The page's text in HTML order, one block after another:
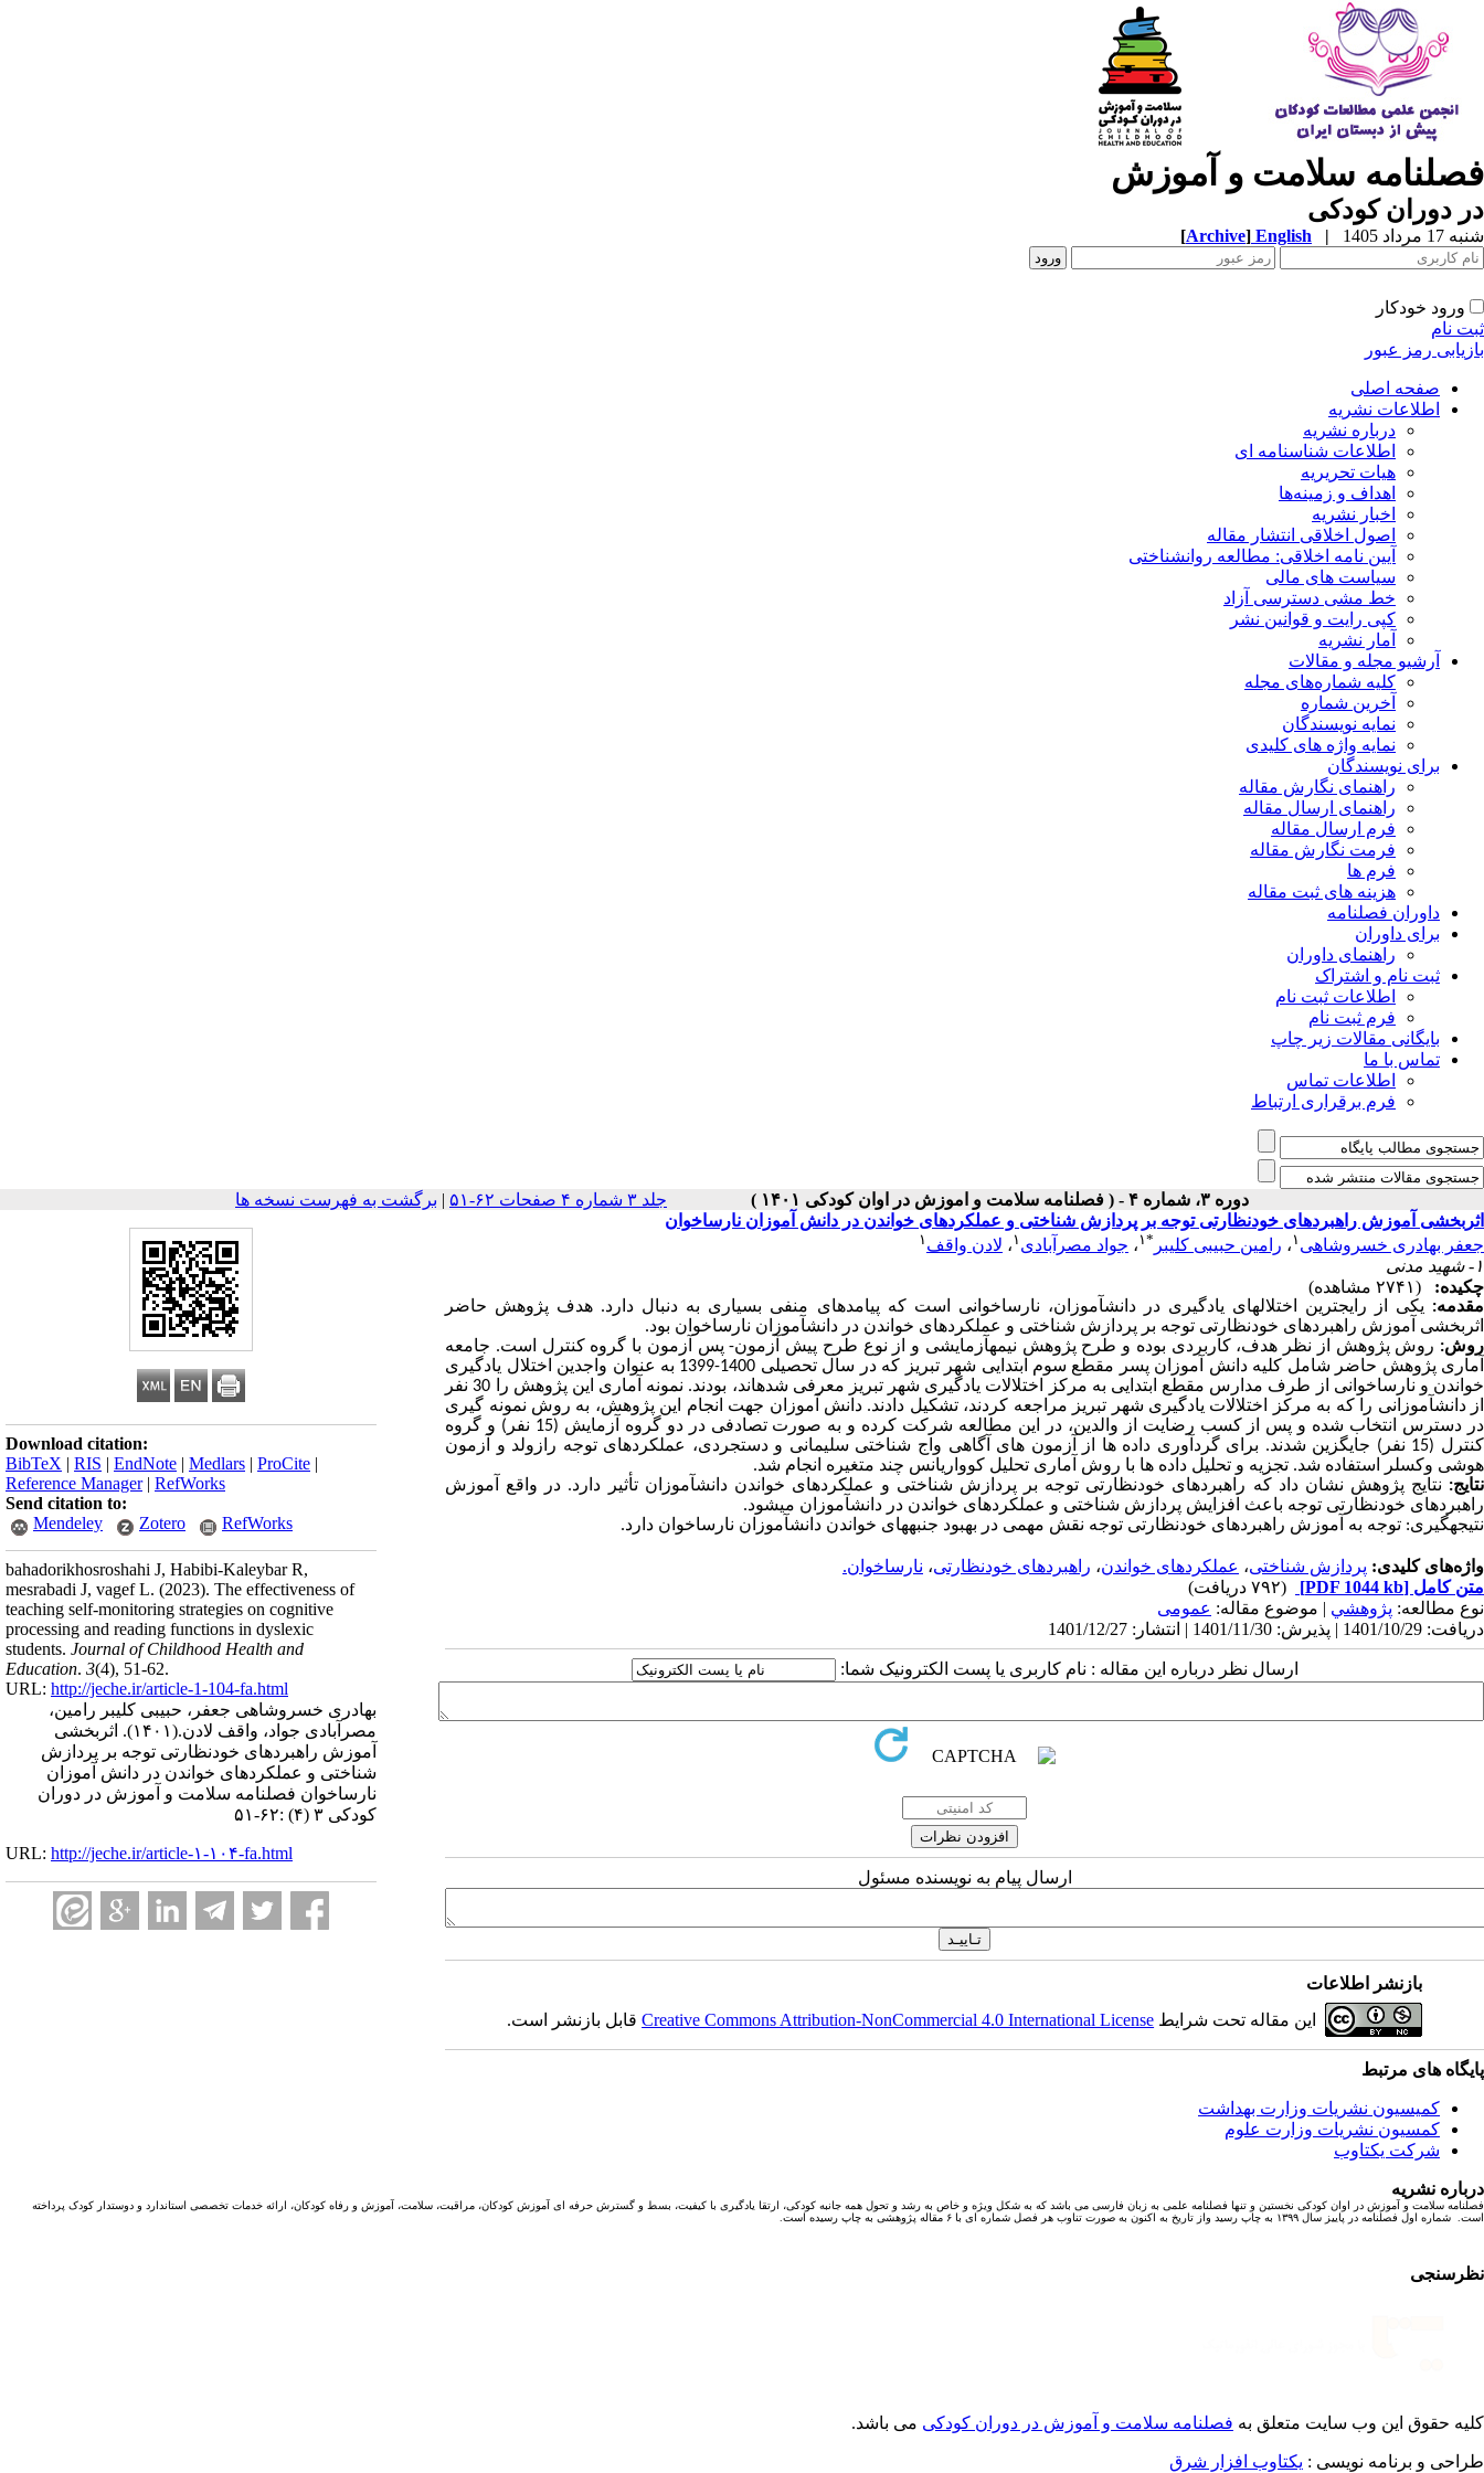
فصلنامه سلامت و آموزش
در دوران کودکی
شنبه 17 مرداد 1405 |
English
[Archive]
ورود خودکار
ثبت نام
بازیابی رمز عبور
صفحه اصلی
اطلاعات نشریه
درباره نشریه
اطلاعات شناسنامه ای
هیات تحریریه
اهداف و زمینه‌ها
اخبار نشریه
اصول اخلاقی انتشار مقاله
آیین نامه اخلاقی: مطالعه روانشناختی
سیاست های مالی
خط مشی دسترسی آزاد
کپی رایت و قوانین نشر
آمار نشریه
آرشیو مجله و مقالات
کلیه شماره‌های مجله
آخرین شماره
نمایه نویسندگان
نمایه واژه های کلیدی
برای نویسندگان
راهنمای نگارش مقاله
راهنمای ارسال مقاله
فرم ارسال مقاله
فرمت نگارش مقاله
فرم ها
هزینه های ثبت مقاله
داوران فصلنامه
برای داوران
راهنمای داوران
ثبت نام و اشتراک
اطلاعات ثبت نام
فرم ثبت نام
بایگانی مقالات زیر چاپ
تماس با ما
اطلاعات تماس
فرم برقراری ارتباط
دوره ۳، شماره ۴ - ( فصلنامه سلامت و اموزش در اوان کودکی ۱۴۰۱ ) جلد ۳ شماره ۴ صفحات ۶۲-۵۱ | برگشت به فهرست نسخه ها
Download citation:
BibTeX | RIS | EndNote | Medlars | ProCite |
Reference Manager| RefWorks
Send citation to:
Mendeley
Zotero RefWorks
bahadorikhosroshahi J, Habibi-Kaleybar R,
mesrabadi J, vagef L. (2023). The effectiveness of
teaching self-monitoring strategies on cognitive
processing and reading functions in dyslexic
students. Journal of Childhood Health and
Education. 3(4), 51-62.
URL: http://jeche.ir/article-1-104-fa.html
بهادری خسروشاهی جعفر، حبیبی کلیبر رامین،
مصرآبادی جواد، واقف لادن.(۱۴۰۱).
اثربخشی
آموزش راهبردهای خودنظارتی توجه بر پردازش
شناختی و عملکردهای خواندن در دانش آموزان
نارساخوان فصلنامه سلامت و آموزش در دوران
کودکی ۳ (۴) :۶۲-۵۱
URL: http://jeche.ir/article-۱-۱۰۴-fa.html
اثربخشی آموزش راهبردهای خودنظارتی توجه بر پردازش شناختی و عملکردهای خواندن در دانش آموزان نارساخوان
جعفر بهادری خسروشاهی ۱ ، رامین حبیبی کلیبر *۱ ، جواد مصرآبادی ۱ ، لادن واقف ۱
۱- شهید مدنی
چکیده:
(۲۷۴۱ مشاهده)
مقدمه: یکی از رایج­ترین اختلال­های یادگیری در دانش­آموزان، نارساخوانی است که پیامدهای منفی بسیاری به دنبال دارد. هدف پژوهش حاضر
اثربخشی آموزش راهبردهای خودنظارتی توجه بر پردازش شناختی و عملکردهای خواندن در دانش­آموزان نارساخوان بود.
روش: روش پژوهش از نظر هدف، کاربردی بوده و طرح پژوهش نیمه­آزمایشی و از نوع طرح پیش آزمون- پس آزمون با گروه کنترل است. جامعه
آماری پژوهش حاضر شامل کلیه دانش آموزان پسر مقطع سوم ابتدایی شهر تبریز که در سال تحصیلی 1400-1399 به عنوان واجدین اختلال یادگیری
خواندن و نارساخوانی از طرف مدارس مقطع ابتدایی به مرکز اختلالات یادگیری شهر تبریز معرفی شده­اند، بودند. نمونه آماری این پژوهش را 30 نفر
از دانش­آموزانی را که به مرکز اختلالات یادگیری شهر تبریز مراجعه کردند، تشکیل دادند. دانش آموزان جهت انجام این پژوهش، به روش نمونه گیری
در دسترس انتخاب شده و پس از کسب رضایت از والدین، در این مطالعه شرکت کرده و به صورت تصادفی در دو گروه آزمایش (15 نفر) و گروه
کنترل (15 نفر) جایگزین شدند. برای گردآوری داده ها از آزمون های آگاهی واج شناختی سلیمانی و دستجردی، عملکردهای توجه رازولد و آزمون
هوشی وکسلر استفاده شد. تجزیه و تحلیل داده ها با روش آماری تحلیل کوواریانس چند متغیره انجام شد.
نتایج: نتایج پژوهش نشان داد که راهبردهای خودنظارتی توجه بر پردازش شناختی و عملکردهای خواندن دانش­آموزان تأثیر دارد. در واقع آموزش
راهبردهای خودنظارتی توجه باعث افزایش پردازش شناختی و عملکردهای خواندن در دانش­آموزان می­شود.
نتیجه­گیری: توجه به آموزش راهبردهای خودنظارتی توجه نقش مهمی در بهبود جنبه­های خواندن دانش­آموزان نارساخوان دارد.
واژه‌های کلیدی: پردازش شناختی، عملکردهای خواندن، راهبردهای خودنظارتی، نارساخوان.
متن کامل [PDF 1044 kb]
(۷۹۲ دریافت)
نوع مطالعه: پژوهشي | موضوع مقاله: عمومى
دریافت: 1401/10/29 | پذیرش: 1401/11/30 | انتشار: 1401/12/27
ارسال نظر درباره این مقاله : نام کاربری یا پست الکترونیک شما:
ارسال پیام به نویسنده مسئول
بازنشر اطلاعات
این مقاله تحت شرایط Creative Commons Attribution-NonCommercial 4.0 International Licenseقابل بازنشر است.
پایگاه های مرتبط
کمیسیون نشریات وزارت بهداشت
کمسیون نشریات وزارت علوم
شرکت یکتاوب
درباره نشریه
فصلنامه سلامت و آموزش در اوان کودکی نخستین و تنها فصلنامه علمی به زبان فارسی می باشد که به شکل ویژه و خاص به رشد و تحول همه جانبه کودکی، ارتقا یادگیری با کیفیت، بسط و گسترش حرفه ای آموزش کودکان، مراقبت، سلامت، آموزش و رفاه کودکان، ارائه خدمات تخصصی استاندارد و دوستدار کودک پرداخته
است. شماره اول فصلنامه در پاییز سال ۱۳۹۹ به چاپ رسید واز تاریخ به اکنون به صورت تناوب هر فصل شماره ای با ۶ مقاله پژوهشی به چاپ رسیده است.
نظرسنجی
کلیه حقوق این وب سایت متعلق به فصلنامه سلامت و آموزش در دوران کودکی می باشد.
طراحی و برنامه نویسی : یکتاوب افزار شرق